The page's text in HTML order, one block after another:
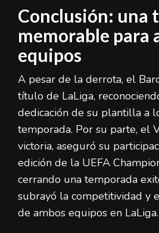
Conclusión: una
memorable para
equipos
A pesar de la derrota, el
título de LaLiga,
dedicación de su plantilla a
temporada. Por su parte, el
victoria, aseguró su
edición de la UEFA
cerrando una temporada
subrayó la competitividad y
de ambos equipos en LaLiga.